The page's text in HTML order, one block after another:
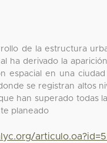
de la estructura
ha derivado la
espacial en una
se registran altos
han superado todas
planeado